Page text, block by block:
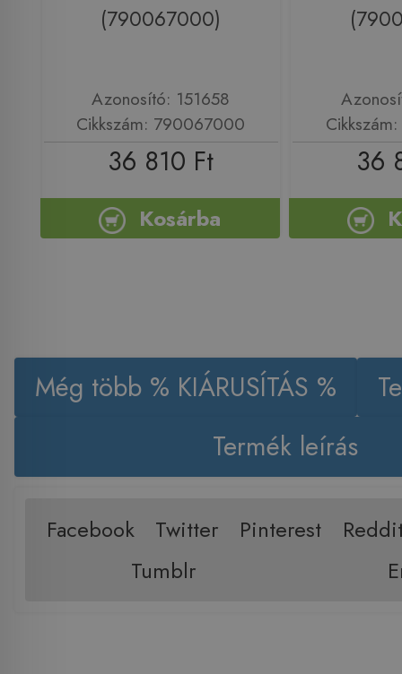
(790067000)
Azonosító: 151658
Cikkszám: 790067000
36 810 Ft
Kosárba
36
Még több % KIÁRUSÍTÁS %
Termék leírás
Facebook Twitter Pinterest
Tumblr